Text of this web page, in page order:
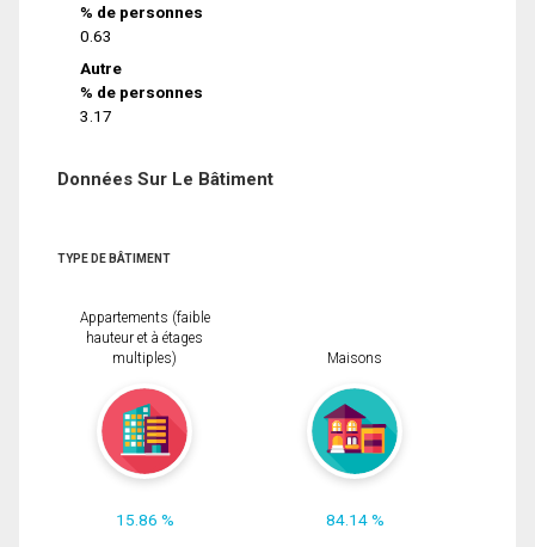
% de personnes
0.63
Autre
% de personnes
3.17
Données Sur Le Bâtiment
TYPE DE BÂTIMENT
Appartements (faible
hauteur et à étages
multiples)
15.86 %
Maisons
84.14 %